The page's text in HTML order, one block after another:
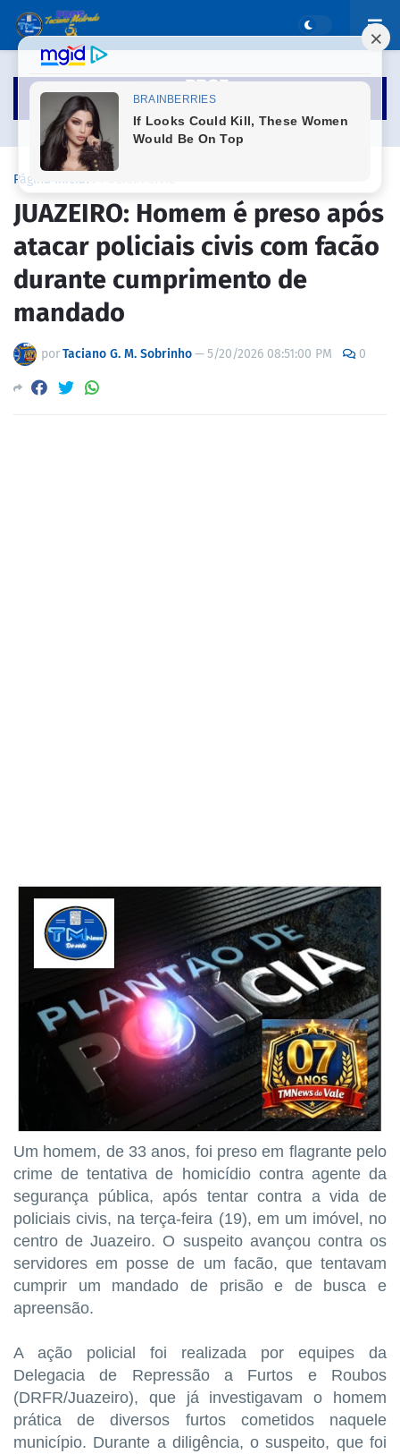
Página inicial
JUAZEIRO: Homem é preso após
atacar policiais civis com facão
durante cumprimento de
mandado
porTaciano G. M. Sobrinho—5/20/2026 08:51:00 PM 0
Um homem, de 33 anos, foi preso em flagrante pelo
crime de tentativa de homicídio contra agente da
segurança pública, após tentar contra a vida de
policiais civis, na terça-feira (19), em um imóvel, no
centro de Juazeiro. O suspeito avançou contra os
servidores em posse de um facão, que tentavam
cumprir um mandado de prisão e de busca e
apreensão.
A ação policial foi realizada por equipes da
Delegacia de Repressão a Furtos e Roubos
(DRFR/Juazeiro), que já investigavam o homem
prática de diversos furtos cometidos naquele
município. Durante a diligência, o suspeito, que foi